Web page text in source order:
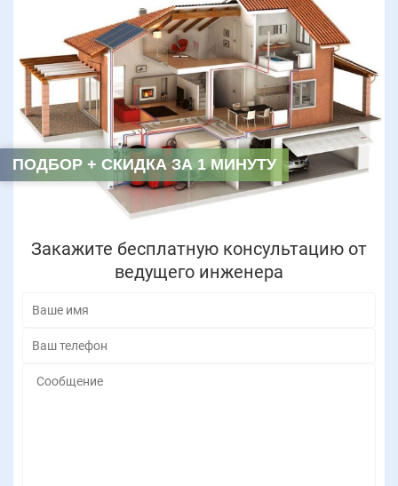
Закажите бесплатную консультацию от
ведущего инженера
ПОДБОР + СКИДКА ЗА 1 МИНУТУ